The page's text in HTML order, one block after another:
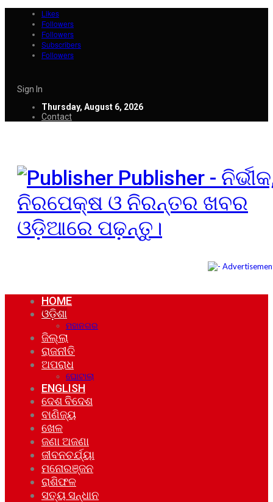
Likes
Followers
Followers
Subscribers
Followers
Sign In
Thursday, August 6, 2026
Contact
Publisher -
ନିରପେକ୍ଷ ଓ ନିରନ୍ତର ଖବର
ଓଡ଼ିଆରେ ପଢ଼ନ୍ତୁ।
HOME
ଓଡ଼ିଶା
ମହାନଗର
ଜିଲ୍ଲା
ରାଜନୀତି
ଅପରାଧ
ଘୋଟାଲା
ENGLISH
ଦେଶ ବିଦେଶ
ବାଣିଜ୍ୟ
ଖେଳ
ଜଣା ଅଜଣା
ଜୀବନଚର୍ଯ୍ୟା
ମନୋରଞ୍ଜନ
ରାଶିଫଳ
ସତ୍ୟ ସନ୍ଧାନ